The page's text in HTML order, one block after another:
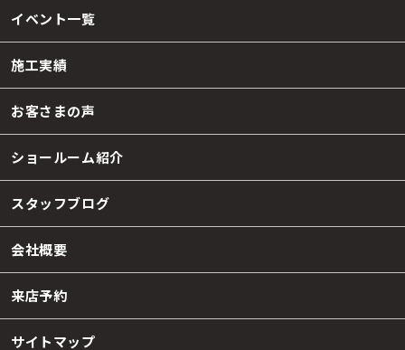
イベント一覧
施工実績
お客さまの声
ショールーム紹介
スタッフブログ
会社概要
来店予約
サイトマップ